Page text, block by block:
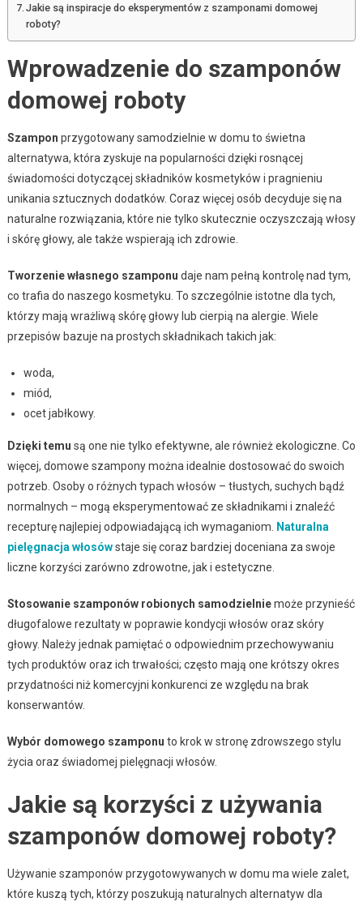
Jakie są inspiracje do eksperymentów z szamponami domowej
roboty?
Wprowadzenie do szamponów
domowej roboty
Szampon przygotowany samodzielnie w domu to świetna
alternatywa, która zyskuje na popularności dzięki rosnącej
świadomości dotyczącej składników kosmetyków i pragnieniu
unikania sztucznych dodatków. Coraz więcej osób decyduje się na
naturalne rozwiązania, które nie tylko skutecznie oczyszczają włosy
i skórę głowy, ale także wspierają ich zdrowie.
Tworzenie własnego szamponu daje nam pełną kontrolę nad tym,
co trafia do naszego kosmetyku. To szczególnie istotne dla tych,
którzy mają wrażliwą skórę głowy lub cierpią na alergie. Wiele
przepisów bazuje na prostych składnikach takich jak:
woda,
miód,
ocet jabłkowy.
Dzięki temu są one nie tylko efektywne, ale również ekologiczne. Co
więcej, domowe szampony można idealnie dostosować do swoich
potrzeb. Osoby o różnych typach włosów – tłustych, suchych bądź
normalnych – mogą eksperymentować ze składnikami i znaleźć
recepturę najlepiej odpowiadającą ich wymaganiom.
Naturalna
pielęgnacja włosówstaje się coraz bardziej doceniana za swoje
liczne korzyści zarówno zdrowotne, jak i estetyczne.
Stosowanie szamponów robionych samodzielniemoże przynieść
długofalowe rezultaty w poprawie kondycji włosów oraz skóry
głowy. Należy jednak pamiętać o odpowiednim przechowywaniu
tych produktów oraz ich trwałości; często mają one krótszy okres
przydatności niż komercyjni konkurenci ze względu na brak
konserwantów.
Wybór domowego szamponu to krok w stronę zdrowszego stylu
życia oraz świadomej pielęgnacji włosów.
Jakie są korzyści z używania
szamponów domowej roboty?
Używanie szamponów przygotowywanych w domu ma wiele zalet,
które kuszą tych, którzy poszukują naturalnych alternatyw dla